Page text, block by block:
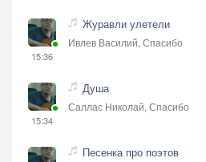
15:36
Журавли улетели
Ивлев Василий, Спасибо
15:34
Душа
Саллас Николай, Спасибо
Песенка про поэтов